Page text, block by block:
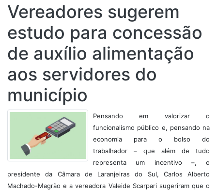
Vereadores sugerem
estudo para concessão
de auxílio alimentação
aos servidores do
município
Pensando em valorizar o
funcionalismo público e, pensando na
economia para o bolso do
trabalhador – que além de tudo
representa um incentivo –, o
presidente da Câmara de Laranjeiras do Sul, Carlos Alberto
Machado-Magrão e a vereadora Valeide Scarpari sugeriram que o